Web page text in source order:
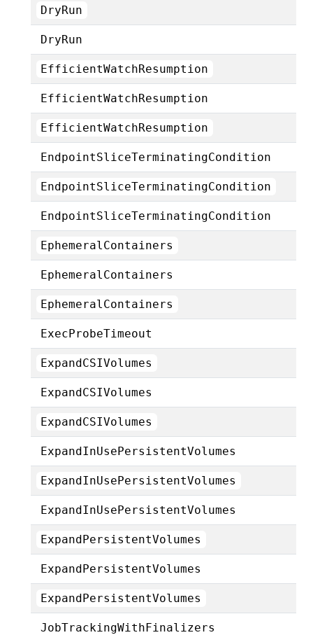
DryRun
DryRun
EfficientWatchResumption
EfficientWatchResumption
EfficientWatchResumption
EndpointSliceTerminatingCondition
EndpointSliceTerminatingCondition
EndpointSliceTerminatingCondition
EphemeralContainers
EphemeralContainers
EphemeralContainers
ExecProbeTimeout
ExpandCSIVolumes
ExpandCSIVolumes
ExpandCSIVolumes
ExpandInUsePersistentVolumes
ExpandInUsePersistentVolumes
ExpandInUsePersistentVolumes
ExpandPersistentVolumes
ExpandPersistentVolumes
ExpandPersistentVolumes
JobTrackingWithFinalizers